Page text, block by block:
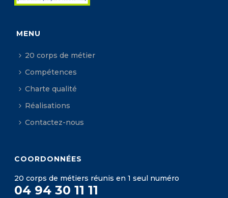
MENU
20 corps de métier
Compétences
Charte qualité
Réalisations
Contactez-nous
COORDONNÉES
20 corps de métiers réunis en 1 seul numéro
04 94 30 11 11